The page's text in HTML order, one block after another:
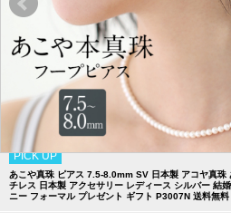
PICK UP
あこや真珠 ピアス 7.5-8.0mm SV 日本製 アコヤ真珠
チレス 日本製 アクセサリー レディース シルバー 結
ニー フォーマル プレゼント ギフト P3007N 送料無料